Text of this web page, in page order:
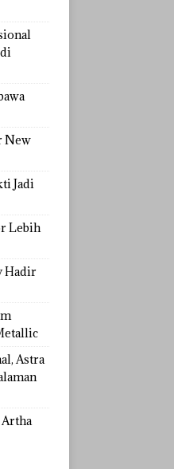
New
Jadi
Lebih
Hadir
Astra
Artha